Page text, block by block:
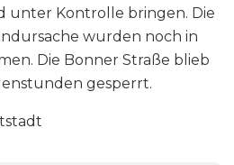
unter Kontrolle bringen. Die
wurden noch in
Die Bonner Straße blieb
gesperrt.